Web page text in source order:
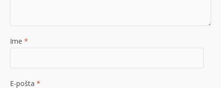
Ime *
E-pošta *